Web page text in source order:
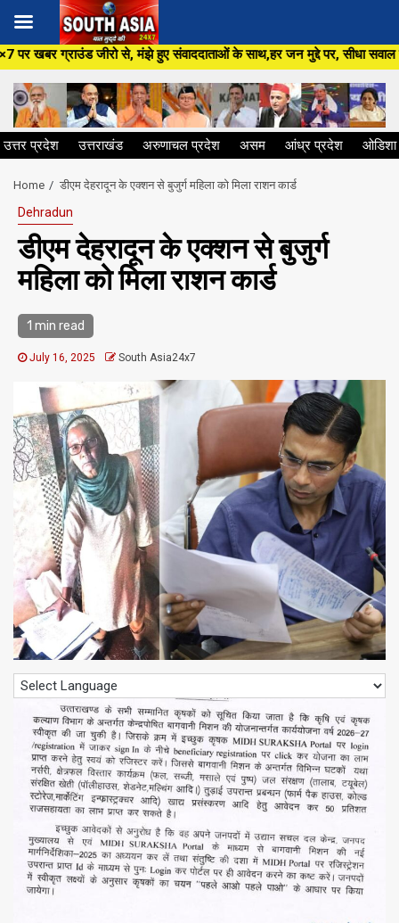
Skip
to
content
से, मंझे हुए संवाददाताओं के साथ,हर जन मुद्दे पर, सीधा सवाल सरकार
उत्तर प्रदेश उत्तराखंड अरुणाचल प्रदेश असम आंध्र प्रदेश ओडिशा
Home डीएम देहरादून के एक्शन से बुजुर्ग महिला को मिला राशन कार्ड
Dehradun
डीएम देहरादून के एक्शन से बुजुर्ग
महिला को मिला राशन कार्ड
1 min read
July 16, 2025 South Asia24x7